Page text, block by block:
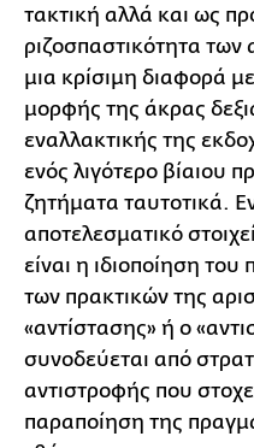
τακτική αλλά και ως
ριζοσπαστικότητα
μια κρίσιμη διαφορά
μορφής της άκρας
εναλλακτικής της
ενός λιγότερο βίαιου
ζητήματα ταυτοτικά.
αποτελεσματικό
είναι η ιδιοποίηση του
των πρακτικών της
«αντίστασης» ή ο
συνοδεύεται από
αντιστροφής που
παραποίηση της